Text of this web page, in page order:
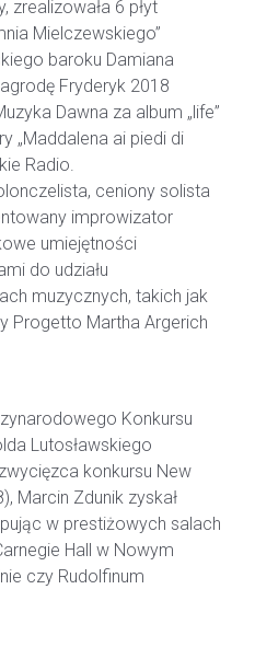
zrealizowała 6 płyt
Mielczewskiego”
baroku Damiana
Fryderyk 2018
Dawna za album „life”
„Maddalena ai piedi di
Radio.
ceniony solista
improwizator
umiejętności
do udziału
muzycznych, takich jak
Progetto Martha Argerich
Konkursu
Lutosławskiego
konkursu New
Marcin Zdunik zyskał
w prestiżowych salach
Hall w Nowym
czy Rudolfinum